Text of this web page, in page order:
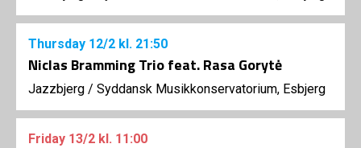
Thursday 12/2 kl. 21:50
Niclas Bramming Trio feat. Rasa Gorytė
Jazzbjerg / Syddansk Musikkonservatorium, Esbjerg
Friday 13/2 kl. 11:00